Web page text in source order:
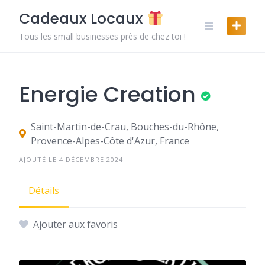
content
Cadeaux Locaux
Tous les small businesses près de chez toi !
Energie Creation
Saint-Martin-de-Crau, Bouches-du-Rhône,
Provence-Alpes-Côte d'Azur, France
AJOUTÉ LE 4 DÉCEMBRE 2024
Détails
Ajouter aux favoris